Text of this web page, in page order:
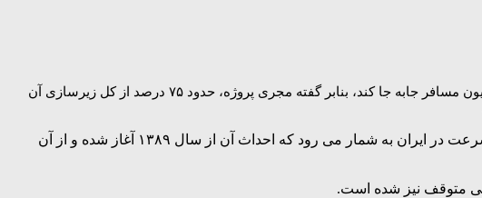
راه آهن پر سرعت تهران – قم – اصفهان که تکمیل آن می‌تواند تهران را کمتر از دو ساعت به اصفهان متصل و در سال اول هشت میلیون مسافر جابه جا کند، بنابر گفته مجری پروژه، حدود ۷۵ درصد از کل زیرسازی آن
به نقل از ایسنا، راه‌آهن سریع‌السیر تهران – قم – اصفهان یکی از مهم‌ترین پروژه‌های حمل‌ونقل ریلی پرسرعت در ایران به شمار می‌ رود که احداث آن از سال ۱۳۸۹ آغاز شده و از آن